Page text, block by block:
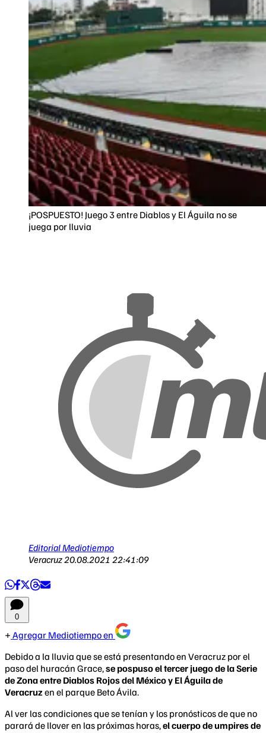
¡POSPUESTO! Juego 3 entre Diablos y El Águila no se
juega por lluvia
Editorial Mediotiempo
Veracruz20.08.2021 22:41:09
0
Agregar Mediotiempo en
Debido a la lluvia que se está presentando en Veracruz por el
paso del huracán Grace,se pospuso el tercer juego de la Serie
de Zona entre Diablos Rojos del México y El Águila de
Veracruz en el parque Beto Ávila.
Al ver las condiciones que se tenían y los pronósticos de que no
parará de llover en las próximas horas,el cuerpo de umpires de